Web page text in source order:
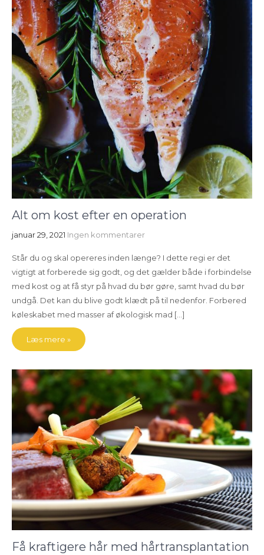
Alt om kost efter en operation
januar 29, 2021 Ingen kommentarer
Står du og skal opereres inden længe? I dette regi er det
vigtigt at forberede sig godt, og det gælder både i forbindelse
med kost og at få styr på hvad du bør gøre, samt hvad du bør
undgå. Det kan du blive godt klædt på til nedenfor. Forbered
køleskabet med masser af økologisk mad […]
Læs mere »
Få kraftigere hår med hårtransplantation